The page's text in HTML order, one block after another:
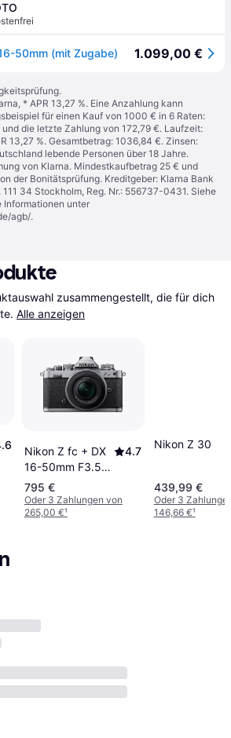
50mm (mit Zugabe) 1.099,00 €
* APR 13,27 %. Eine Anzahlung kann
für einen Kauf von 1000 € in 6 Raten:
die letzte Zahlung von 172,79 €. Laufzeit:
13,27 %. Gesamtbetrag: 1036,84 €. Zinsen:
lebende Personen über 18 Jahre.
von Klarna. Mindestkaufbetrag 25 € und
der Bonitätsprüfung. Kreditgeber: Klarna Bank
34 Stockholm, Reg. Nr.: 556737-0431. Siehe
Informationen unter
agb/.
zusammengestellt, die für dich
Alle anzeigen
Nikon Z fc + DX
16-50mm F3.5-
6.3 VR
4.7
795 €
Oder 3 Zahlungen von
265,00 €¹
Nikon Z 30
439,99 €
Oder 3
146,66 €¹